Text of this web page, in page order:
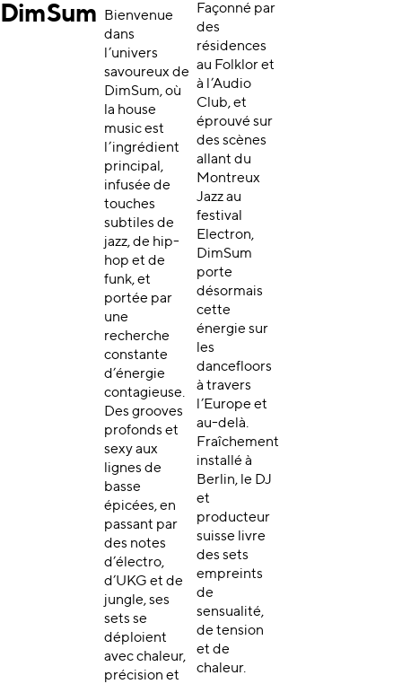
DimSum
Bienvenue
dans
l’univers
savoureux de
DimSum, où
la house
music est
l’ingrédient
principal,
infusée de
touches
subtiles de
jazz, de hip-
hop et de
funk, et
portée par
une
recherche
constante
d’énergie
contagieuse.
Des grooves
profonds et
sexy aux
lignes de
basse
épicées, en
passant par
des notes
d’électro,
d’UKG et de
jungle, ses
sets se
déploient
avec chaleur,
précision et
Façonné par
des
résidences
au Folklor et
à l’Audio
Club, et
éprouvé sur
des scènes
allant du
Montreux
Jazz au
festival
Electron,
DimSum
porte
désormais
cette
énergie sur
les
dancefloors
à travers
l’Europe et
au-delà.
Fraîchement
installé à
Berlin, le DJ
et
producteur
suisse livre
des sets
empreints
de
sensualité,
de tension
et de
chaleur.